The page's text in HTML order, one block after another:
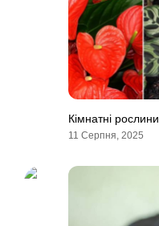
Кімнатні
11 Серпня, 2025